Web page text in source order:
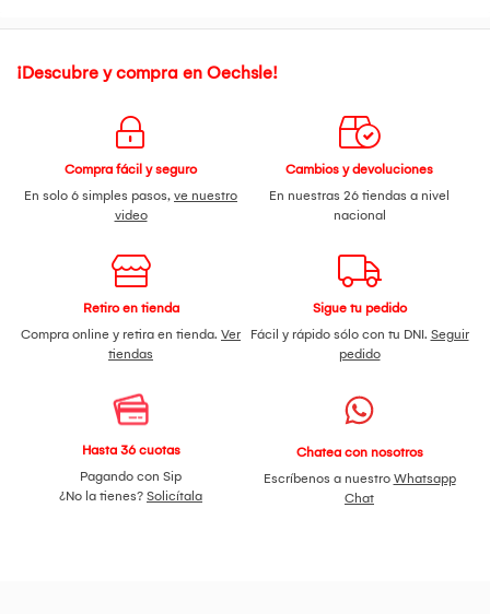
¡Descubre y compra en Oechsle!
Compra fácil y seguro
En solo 6 simples pasos, ve nuestro
video
Cambios y devoluciones
En nuestras 26 tiendas a nivel
nacional
Retiro en tienda
Compra online y retira en tienda. Ver
tiendas
Sigue tu pedido
Fácil y rápido sólo con tu DNI. Seguir
pedido
Hasta 36 cuotas
Pagando con Sip
¿No la tienes? Solicítala
Chatea con nosotros
Escríbenos a nuestro Whatsapp
Chat